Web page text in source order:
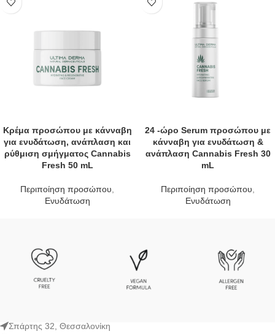
Κρέμα προσώπου με κάνναβη
για ενυδάτωση, ανάπλαση και
ρύθμιση σμήγματος Cannabis
Fresh 50 mL
Περιποίηση προσώπου
Ενυδάτωση
24 -ώρο Serum προσώπου με
κάνναβη για ενυδάτωση &
ανάπλαση Cannabis Fresh 30
mL
Περιποίηση προσώπου
Ενυδάτωση
Σπάρτης 32, Θεσσαλονίκη